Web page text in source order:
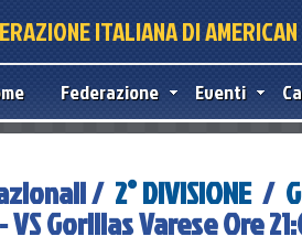
ITALIANA DI
Federazione Eventi
/ 2° DIVISIONE/
Gorillas Varese Ore